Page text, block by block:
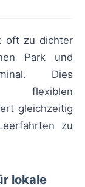
oft zu dichter
Park und
Dies
flexiblen
gleichzeitig
zu
lokale